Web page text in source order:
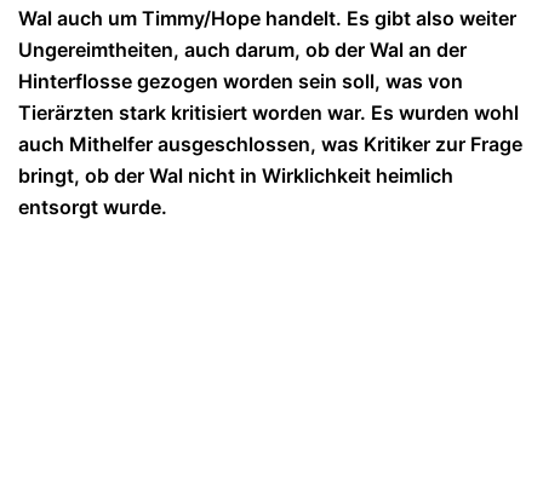
Wal auch um Timmy/Hope handelt. Es gibt also weiter
Ungereimtheiten, auch darum, ob der Wal an der
Hinterflosse gezogen worden sein soll, was von
Tierärzten stark kritisiert worden war. Es wurden wohl
auch Mithelfer ausgeschlossen, was Kritiker zur Frage
bringt, ob der Wal nicht in Wirklichkeit heimlich
entsorgt wurde.